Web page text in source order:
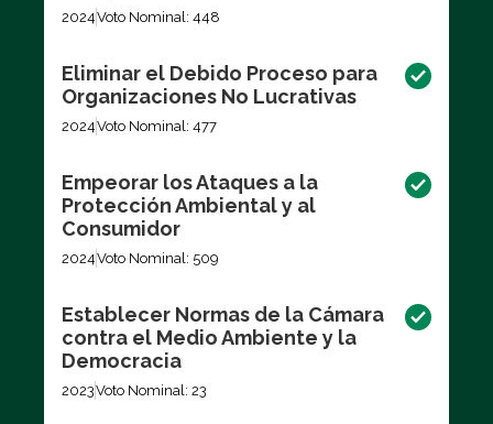
2024Voto Nominal: 448
Eliminar el Debido Proceso para
Organizaciones No Lucrativas
2024Voto Nominal: 477
Empeorar los Ataques a la
Protección Ambiental y al
Consumidor
2024Voto Nominal: 509
Establecer Normas de la Cámara
contra el Medio Ambiente y la
Democracia
2023Voto Nominal: 23